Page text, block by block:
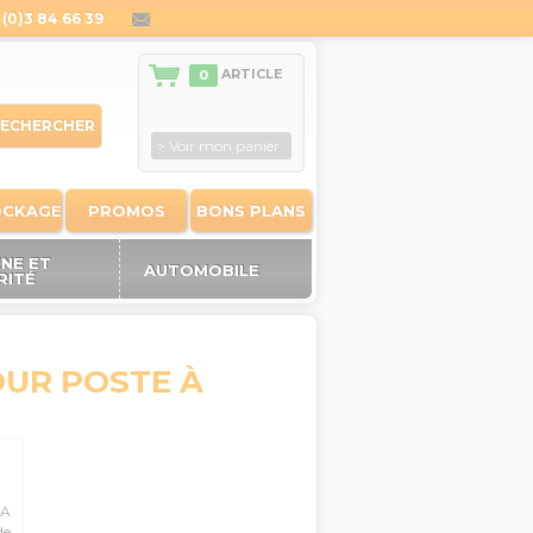
84 66 39
PROMOS BONS PLANS
0 ARTICLE
> Voir mon panier
ET
AUTOMOBILE
POSTE À